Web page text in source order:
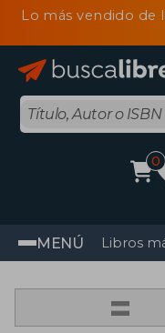
Lo más vendido de
0
MENÚ Libros
=